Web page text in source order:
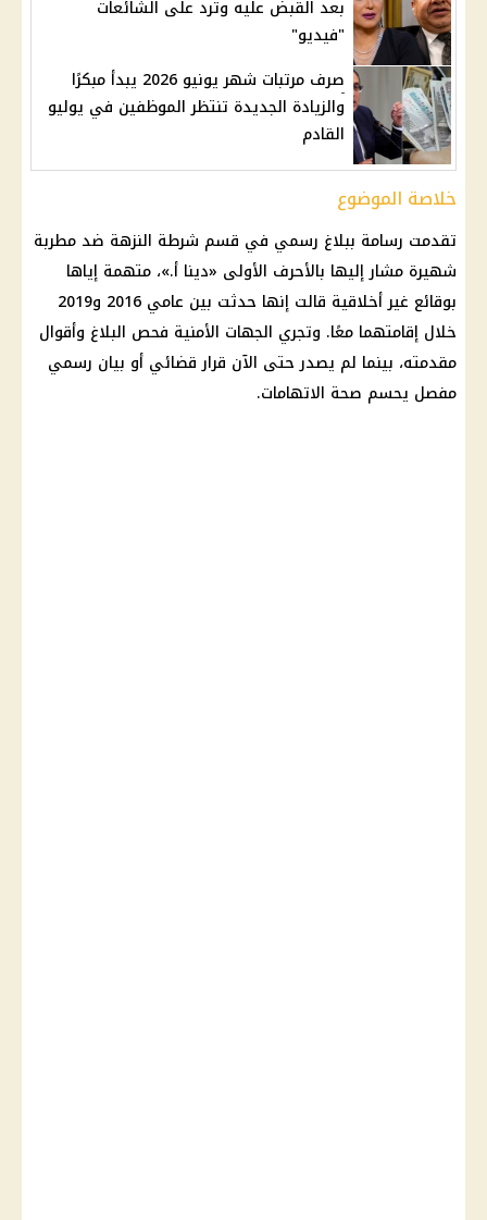
بعد القبض عليه وترد على الشائعات
"فيديو"
صرف مرتبات شهر يونيو 2026 يبدأ مبكرًا
والزيادة الجديدة تنتظر الموظفين في يوليو
القادم
خلاصة الموضوع
تقدمت رسامة ببلاغ رسمي في قسم شرطة النزهة ضد مطربة
شهيرة مشار إليها بالأحرف الأولى «دينا أ.»، متهمة إياها
بوقائع غير أخلاقية قالت إنها حدثت بين عامي 2016 و2019
خلال إقامتهما معًا. وتجري الجهات الأمنية فحص البلاغ وأقوال
مقدمته، بينما لم يصدر حتى الآن قرار قضائي أو بيان رسمي
مفصل يحسم صحة الاتهامات.